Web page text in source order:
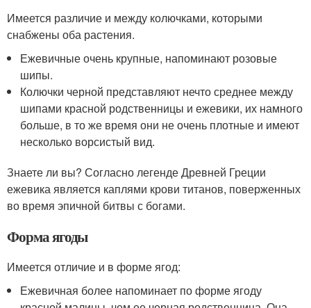
Имеется различие и между колючками, которыми
снабжены оба растения.
Ежевичные очень крупные, напоминают розовые
шипы.
Колючки черной представляют нечто среднее между
шипами красной родственницы и ежевики, их намного
больше, в то же время они не очень плотные и имеют
несколько ворсистый вид.
Знаете ли вы? Согласно легенде Древней Греции
ежевика является каплями крови титанов, поверженных
во время эпичной битвы с богами.
Форма ягоды
Имеется отличие и в форме ягод:
Ежевичная более напоминает по форме ягоду